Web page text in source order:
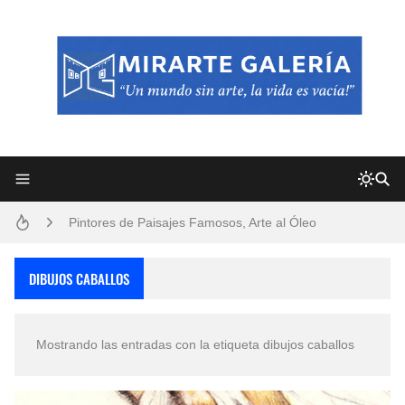
Pintores de Paisajes Famosos, Arte al Óleo
San Valentín Dibujos a Lápiz del 14 de Febrero
DIBUJOS CABALLOS
Mostrando las entradas con la etiqueta dibujos caballos